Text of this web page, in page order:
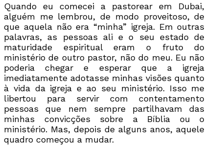
Quando eu comecei a pastorear em Dubai,
alguém me lembrou, de modo proveitoso, de
que aquela não era “minha” igreja. Em outras
palavras, as pessoas ali e o seu estado de
maturidade espiritual eram o fruto do
ministério de outro pastor, não do meu. Eu não
poderia chegar e esperar que a igreja
imediatamente adotasse minhas visões quanto
à vida da igreja e ao seu ministério. Isso me
libertou para servir com contentamento
pessoas que nem sempre partilhavam das
minhas convicções sobre a Bíblia ou o
ministério. Mas, depois de alguns anos, aquele
quadro começou a mudar.